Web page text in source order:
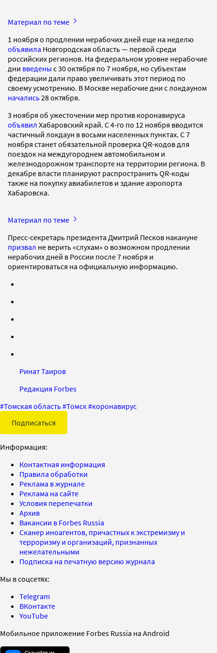
Материал по теме
1 ноября о продлении нерабочих дней еще на неделю
объявила Новгородская область — первой среди
российских регионов. На федеральном уровне нерабочие
дни введены с 30 октября по 7 ноября, но субъектам
федерации дали право увеличивать этот период по
своему усмотрению. В Москве нерабочие дни с локдауном
начались28 октября.
3 ноября об ужесточении мер против коронавируса
объявил Хабаровский край. С 4-го по 12 ноября вводится
частичный локдаун в восьми населенных пунктах. С 7
ноября станет обязательной проверка QR-кодов для
поездок на междугороднем автомобильном и
железнодорожном транспорте на территории региона. В
декабре власти планируют распространить QR-коды
также на покупку авиабилетов и здание аэропорта
Хабаровска.
Материал по теме
Пресс-секретарь президента Дмитрий Песков накануне
призвал не верить «слухам» о возможном продлении
нерабочих дней в России после 7 ноября и
ориентироваться на официальную информацию.
Ринат Таиров
Редакция Forbes
#Томская область#Томск#коронавирус
Подписаться
Информация:
Контактная информация
Правила обработки
Реклама в журнале
Реклама на сайте
Условия перепечатки
Архив
Вакансии в Forbes Russia
Сканер иноагентов, причастных к экстремизму и
терроризму и организаций, признанных
нежелательными
Подписка на печатную версию журнала
Мы в соцсетях:
Telegram
ВКонтакте
YouTube
Мобильное приложение Forbes Russia на Android